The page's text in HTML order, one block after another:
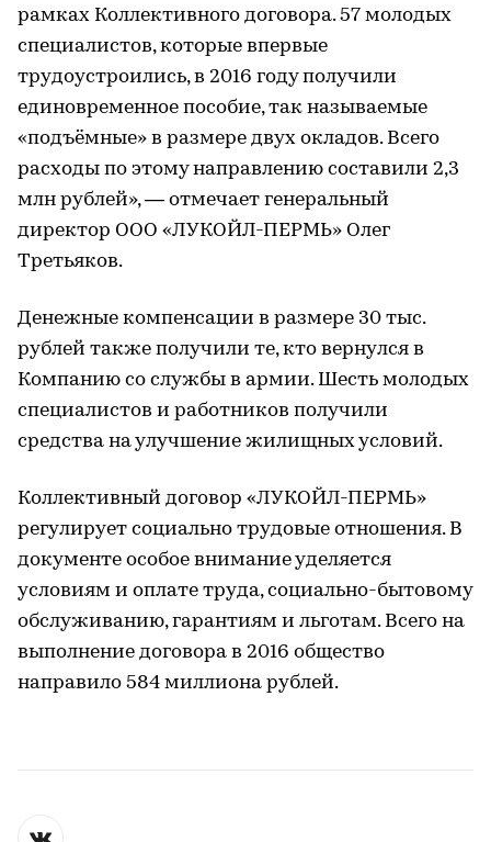
рамках Коллективного договора. 57 молодых
специалистов, которые впервые
трудоустроились, в 2016 году получили
единовременное пособие, так называемые
«подъёмные» в размере двух окладов. Всего
расходы по этому направлению составили 2,3
млн рублей», — отмечает генеральный
директор ООО «ЛУКОЙЛ-ПЕРМЬ» Олег
Третьяков.
Денежные компенсации в размере 30 тыс.
рублей также получили те, кто вернулся в
Компанию со службы в армии. Шесть молодых
специалистов и работников получили
средства на улучшение жилищных условий.
Коллективный договор «ЛУКОЙЛ-ПЕРМЬ»
регулирует социально трудовые отношения. В
документе особое внимание уделяется
условиям и оплате труда, социально-бытовому
обслуживанию, гарантиям и льготам. Всего на
выполнение договора в 2016 общество
направило 584 миллиона рублей.